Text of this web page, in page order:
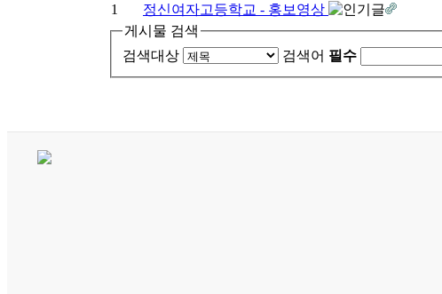
1
정신여자고등학교 - 홍보영상
게시물 검색
검색대상
검색어 필수